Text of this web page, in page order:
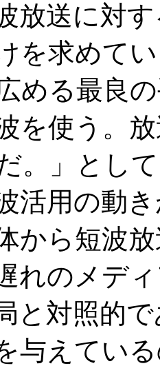
放送に対す
を求めて
める最良
を使う。
。」とし
活用の動
から短波
れのメデ
と対照的
与えてい